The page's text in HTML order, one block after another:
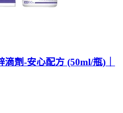
劑-安心配方 (50ml/瓶)｜